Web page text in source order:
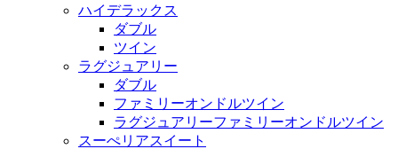
ハイデラックス
ダブル
ツイン
ラグジュアリー
ダブル
ファミリーオンドルツイン
ラグジュアリーファミリーオンドルツイン
スーぺリアスイート